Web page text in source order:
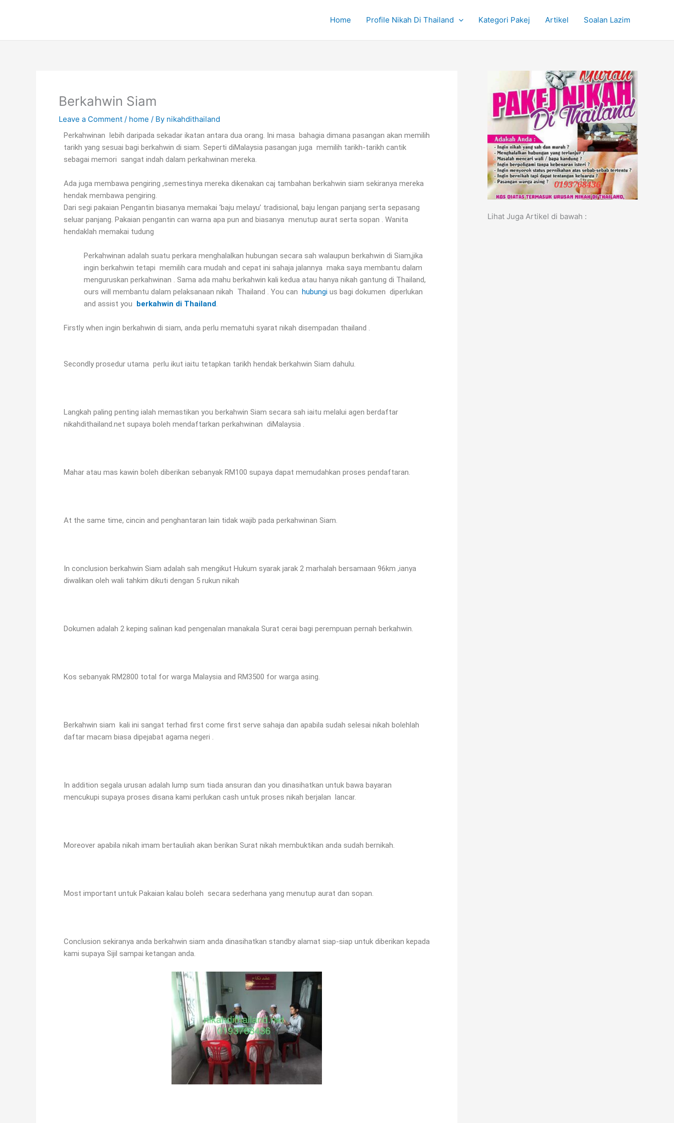
Home Profile Nikah Di Thailand Kategori Pakej Artikel Soalan Lazim
Berkahwin Siam
Leave a Comment / home / By nikahdithailand
Perkahwinan lebih daripada sekadar ikatan antara dua orang. Ini masa bahagia dimana pasangan akan memilih
tarikh yang sesuai bagi berkahwin di siam. Seperti diMalaysia pasangan juga memilih tarikh-tarikh cantik
sebagai memori sangat indah dalam perkahwinan mereka.
Ada juga membawa pengiring ,semestinya mereka dikenakan caj tambahan berkahwin siam sekiranya mereka
hendak membawa pengiring.
Dari segi pakaian Pengantin biasanya memakai ‘baju melayu’ tradisional, baju lengan panjang serta sepasang
seluar panjang. Pakaian pengantin can warna apa pun and biasanya menutup aurat serta sopan . Wanita
hendaklah memakai tudung
Perkahwinan adalah suatu perkara menghalalkan hubungan secara sah walaupun berkahwin di Siam,jika
ingin berkahwin tetapi memilih cara mudah and cepat ini sahaja jalannya maka saya membantu dalam
menguruskan perkahwinan . Sama ada mahu berkahwin kali kedua atau hanya nikah gantung di Thailand,
ours will membantu dalam pelaksanaan nikah Thailand . You can hubungi us bagi dokumen diperlukan
and assist you berkahwin di Thailand.
Firstly when ingin berkahwin di siam, anda perlu mematuhi syarat nikah disempadan thailand .
Secondly prosedur utama perlu ikut iaitu tetapkan tarikh hendak berkahwin Siam dahulu.
Langkah paling penting ialah memastikan you berkahwin Siam secara sah iaitu melalui agen berdaftar
nikahdithailand.net supaya boleh mendaftarkan perkahwinan diMalaysia .
Mahar atau mas kawin boleh diberikan sebanyak RM100 supaya dapat memudahkan proses pendaftaran.
At the same time, cincin and penghantaran lain tidak wajib pada perkahwinan Siam.
In conclusion berkahwin Siam adalah sah mengikut Hukum syarak jarak 2 marhalah bersamaan 96km ,ianya
diwalikan oleh wali tahkim dikuti dengan 5 rukun nikah
Dokumen adalah 2 keping salinan kad pengenalan manakala Surat cerai bagi perempuan pernah berkahwin.
Kos sebanyak RM2800 total for warga Malaysia and RM3500 for warga asing.
Berkahwin siam kali ini sangat terhad first come first serve sahaja dan apabila sudah selesai nikah bolehlah
daftar macam biasa dipejabat agama negeri .
In addition segala urusan adalah lump sum tiada ansuran dan you dinasihatkan untuk bawa bayaran
mencukupi supaya proses disana kami perlukan cash untuk proses nikah berjalan lancar.
Moreover apabila nikah imam bertauliah akan berikan Surat nikah membuktikan anda sudah bernikah.
Most important untuk Pakaian kalau boleh secara sederhana yang menutup aurat dan sopan.
Conclusion sekiranya anda berkahwin siam anda dinasihatkan standby alamat siap-siap untuk diberikan kepada
kami supaya Sijil sampai ketangan anda.
Lihat Juga Artikel di bawah :